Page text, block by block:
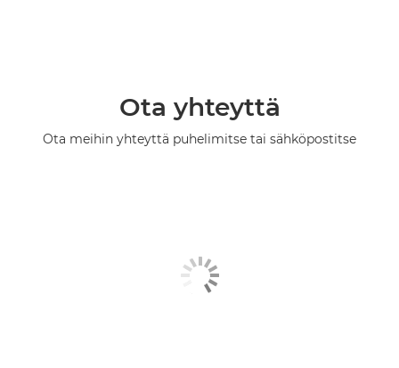
Ota yhteyttä
Ota meihin yhteyttä puhelimitse tai sähköpostitse